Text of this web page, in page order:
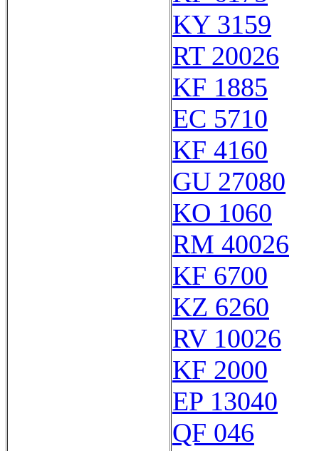
KY 3159
RT 20026
KF 1885
EC 5710
KF 4160
GU 27080
KO 1060
RM 40026
KF 6700
KZ 6260
RV 10026
KF 2000
EP 13040
QF 046